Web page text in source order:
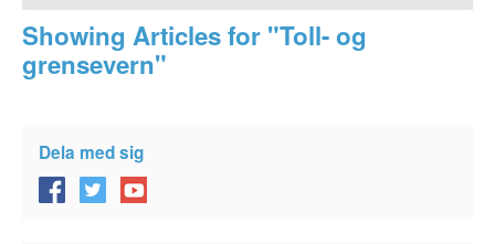
Hemsida
Viseringsundantag
Showing Articles for "Toll- og
grensevern"
Dela med sig